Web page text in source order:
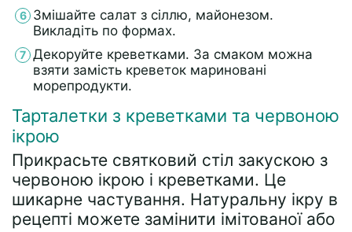
Змішайте салат з сіллю, майонезом.
Викладіть по формах.
Декоруйте креветками. За смаком можна
взяти замість креветок мариновані
морепродукти.
Тарталетки з креветками та червоною
ікрою
Прикрасьте святковий стіл закускою з
червоною ікрою і креветками. Це
шикарне частування. Натуральну ікру в
рецепті можете замінити імітованої або